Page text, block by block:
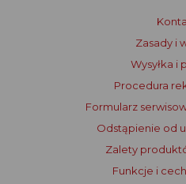
Zasady i
Wysyłka i
Procedura
Formularz
Odstąpienie od
Zalety
Funkcje i